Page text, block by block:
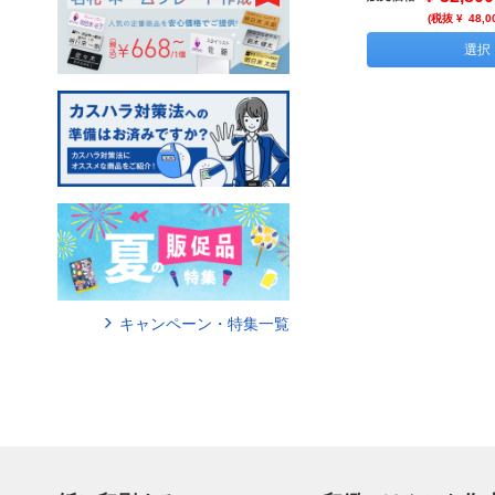
(税抜 ¥
選択
キャンペーン・特集一覧